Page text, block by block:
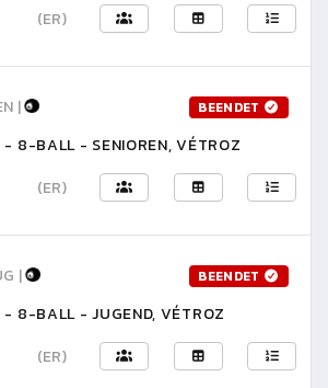
(ER)
| BEENDET
8-BALL - SENIOREN, VÉTROZ
(ER)
| BEENDET
- 8-BALL - JUGEND, VÉTROZ
(ER)